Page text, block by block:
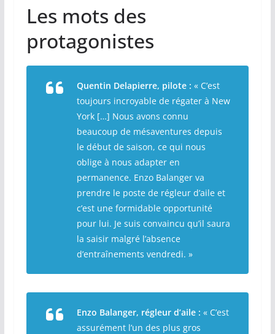
Les mots des
protagonistes
Quentin Delapierre, pilote : « C’est
toujours incroyable de régater à New
York […] Nous avons connu
beaucoup de mésaventures depuis
le début de saison, ce qui nous
oblige à nous adapter en
permanence. Enzo Balanger va
prendre le poste de régleur d’aile et
c’est une formidable opportunité
pour lui. Je suis convaincu qu’il saura
la saisir malgré l’absence
d’entraînements vendredi. »
Enzo Balanger, régleur d’aile : « C’est
assurément l’un des plus gros